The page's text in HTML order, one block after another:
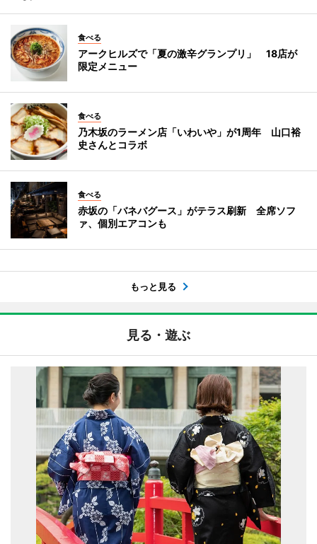
食べる
アークヒルズで「夏の激辛グランプリ」 18店が
限定メニュー
食べる
乃木坂のラーメン店「いわいや」が1周年 山口裕
史さんとコラボ
食べる
赤坂の「バネバグース」がテラス刷新 全席ソフ
ァ、個別エアコンも
もっと見る
見る・遊ぶ